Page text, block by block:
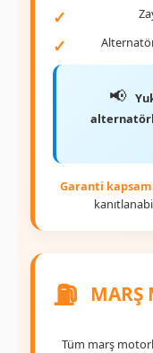
Garanti
⛽ MARŞ
Tüm marş